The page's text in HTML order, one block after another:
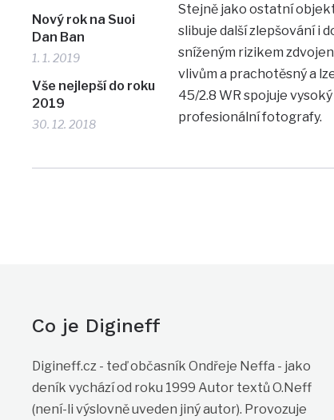
Nový rok na Suoi
Dan Ban
1. 1. 2019
Vše nejlepší do roku
2019
30. 12. 2018
Stejně jako ostatní
slibuje další zlepšování i
sníženým rizikem
vlivům a prachotěsný a
45/2.8 WR spojuje
profesionální fotografy.
Co je Digineff
Digineff.cz - teď občasník Ondřeje Neffa - jako
deník vychází od roku 1999 Autor textů O.Neff
(není-li výslovně uveden jiný autor). Provozuje